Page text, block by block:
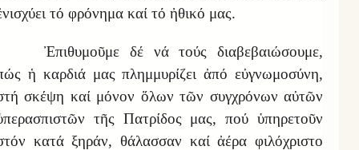
τό φρόνημα καί τό ἠθικό μας.
Ἐπιθυμοῦμε δέ νά τούς διαβεβαιώσουμε,
ἡ καρδιά μας πλημμυρίζει ἀπό εὐγνωμοσύνη,
σκέψη καί μόνον ὅλων τῶν συγχρόνων αὐτῶν
τῆς Πατρίδος μας, πού ὑπηρετοῦν
κατά ξηράν, θάλασσαν καί ἀέρα φιλόχριστο